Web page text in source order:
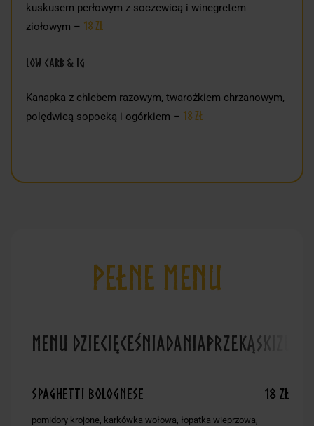
kuskusem perłowym z soczewicą i winegretem
ziołowym – 18 zł
Low Carb & IG
Kanapka z chlebem razowym, twarożkiem chrzanowym,
polędwicą sopocką i ogórkiem – 18 zł
PEŁNE MENU
MENU DZIECIĘCEŚNIADANIAPRZEKĄSKI
Spaghetti bolognese 18 zł
pomidory krojone, karkówka wołowa, łopatka wieprzowa,